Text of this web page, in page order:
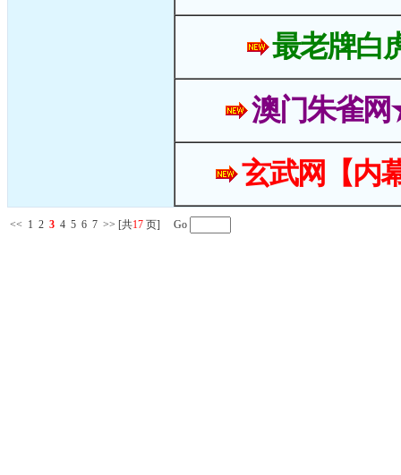
最老牌白
澳门朱雀
玄武网【内
<< 1 2 3 4 5 6 7 >> [共17 页] Go